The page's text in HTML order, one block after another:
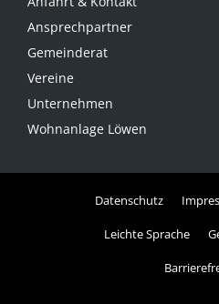
Ansprechpartner
Gemeinderat
Vereine
Unternehmen
Wohnanlage Löwen
Datenschutz
Leichte Sprache